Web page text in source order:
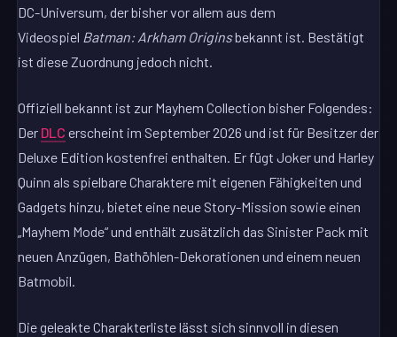
DC-Universum, der bisher vor allem aus dem
Videospiel Batman: Arkham Originsbekannt ist. Bestätigt
ist diese Zuordnung jedoch nicht.
Offiziell bekannt ist zur Mayhem Collection bisher Folgendes:
Der DLC erscheint im September 2026 und ist für Besitzer der
Deluxe Edition kostenfrei enthalten. Er fügt Joker und Harley
Quinn als spielbare Charaktere mit eigenen Fähigkeiten und
Gadgets hinzu, bietet eine neue Story-Mission sowie einen
„Mayhem Mode“ und enthält zusätzlich das Sinister Pack mit
neuen Anzügen, Bathöhlen-Dekorationen und einem neuen
Batmobil.
Die geleakte Charakterliste lässt sich sinnvoll in diesen